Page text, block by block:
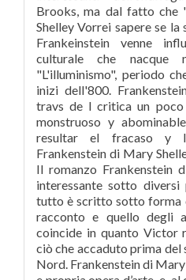
Brooks, ma dal fatto che
Shelley Vorrei sapere se
Frankeinstein venne
culturale che nacque
"L'illuminismo", periodo
inizi dell'800.
travs de l critica un
monstruoso y
resultar el fracaso y
Frankenstein di Mary
Il romanzo Frankenstein
interessante sotto
tutto è scritto sotto forma
racconto e quello degli
coincide in quanto Victor
ciò che accaduto prima
Nord. Frankenstein di Mary